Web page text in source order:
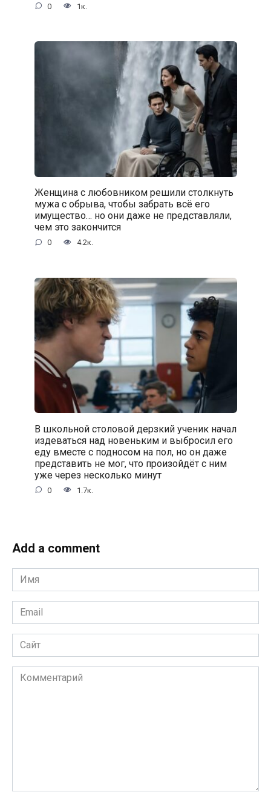
0 1к.
Женщина с любовником решили столкнуть
мужа с обрыва, чтобы забрать всё его
имущество… но они даже не представляли,
чем это закончится
0 4.2к.
В школьной столовой дерзкий ученик начал
издеваться над новеньким и выбросил его
еду вместе с подносом на пол, но он даже
представить не мог, что произойдёт с ним
уже через несколько минут
0 1.7к.
Add a comment
Имя
*
Email
*
Сайт
Комментарий